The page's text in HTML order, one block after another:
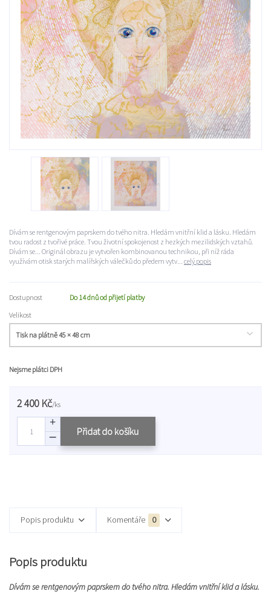
Dívám se rentgenovým paprskem do tvého nitra. Hledám vnitřní klid a lásku. Hledám
tvou radost z tvořivé práce. Tvou životní spokojenost z hezkých mezilidských vztahů.
Dívám se... Originál obrazu je vytvořen kombinovanou technikou, při níž ráda
využívám otisk starých malířských válečků do předem vytv... celý popis
Dostupnost
Do 14 dnů od přijetí platby
Velikost
Nejsme plátci DPH
2 400 Kč/ks
Přidat do košíku
Popis produktu Komentáře 0
Popis produktu
Dívám se rentgenovým paprskem do tvého nitra. Hledám vnitřní klid a lásku.